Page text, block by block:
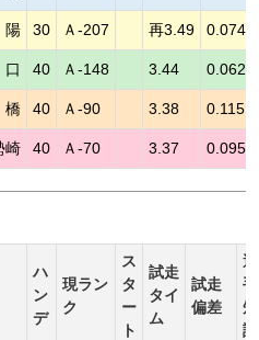
30 Ａ-207 再3.49 0.074
40 Ａ-148 3.44 0.062
40 Ａ-90 3.38 0.115
崎 40 Ａ-70 3.37 0.095
ハ
ン
デ
現ラン
ク
ス
タ
ー
ト
試走
タイ
ム
試走
偏差
選
手
短
評